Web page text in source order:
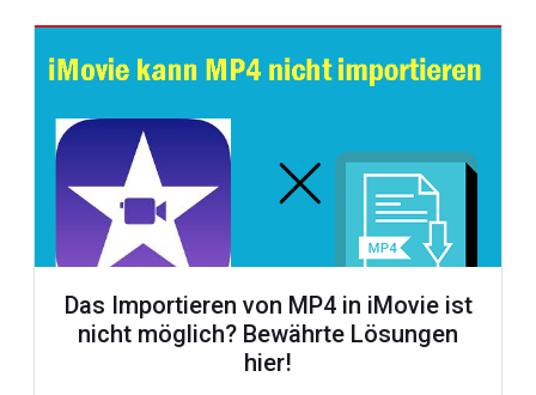
Das Importieren von MP4 in iMovie ist
nicht möglich? Bewährte Lösungen
hier!